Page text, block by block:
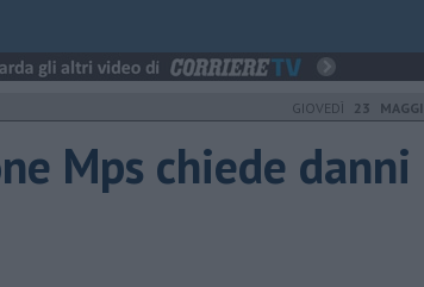
GIOVEDÌ 23
Mps chiede